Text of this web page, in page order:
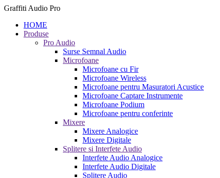
Graffiti Audio Pro
HOME
Produse
Pro Audio
Surse Semnal Audio
Microfoane
Microfoane cu Fir
Microfoane Wireless
Microfoane pentru Masuratori Acustice
Microfoane Captare Instrumente
Microfoane Podium
Microfoane pentru conferinte
Mixere
Mixere Analogice
Mixere Digitale
Splitere si Interfete Audio
Interfete Audio Analogice
Interfete Audio Digitale
Splitere Audio